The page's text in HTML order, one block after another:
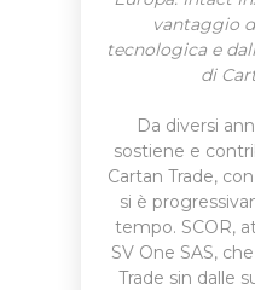
vantaggio
tecnologica e
di
Da diversi
sostiene e
Cartan Trade,
si è
tempo. SCOR,
SV One SAS,
Trade sin dalle